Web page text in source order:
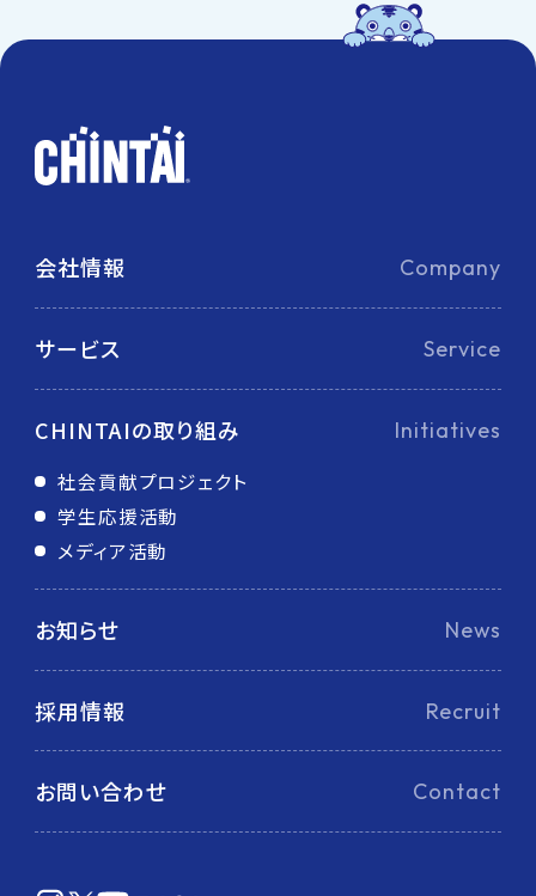
会社情報 Company
サービス Service
CHINTAIの取り組み Initiatives
社会貢献プロジェクト
学生応援活動
メディア活動
お知らせ News
採用情報 Recruit
お問い合わせ Contact